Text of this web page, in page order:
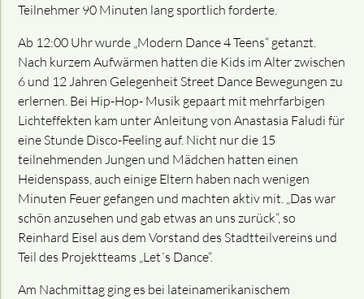
Teilnehmer 90 Minuten lang sportlich forderte.
Ab 12:00 Uhr wurde „Modern Dance 4 Teens“ getanzt.
Nach kurzem Aufwärmen hatten die Kids im Alter zwischen
6 und 12 Jahren Gelegenheit Street Dance Bewegungen zu
erlernen. Bei Hip-Hop- Musik gepaart mit mehrfarbigen
Lichteffekten kam unter Anleitung von Anastasia Faludi für
eine Stunde Disco-Feeling auf. Nicht nur die 15
teilnehmenden Jungen und Mädchen hatten einen
Heidenspass, auch einige Eltern haben nach wenigen
Minuten Feuer gefangen und machten aktiv mit. „Das war
schön anzusehen und gab etwas an uns zurück“, so
Reinhard Eisel aus dem Vorstand des Stadtteilvereins und
Teil des Projektteams „Let´s Dance“.
Am Nachmittag ging es bei lateinamerikanischem